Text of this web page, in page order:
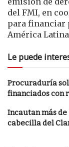
del FMI, en
para financiar
América
Le puede
Procuraduría
financiados con
Incautan más
cabecilla del